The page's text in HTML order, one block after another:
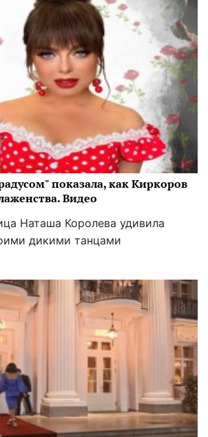
показала, как Киркоров
Видео
Наташа Королева удивила
дикими танцами